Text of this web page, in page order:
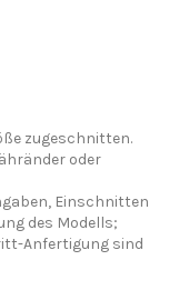
zugeschnitten.
oder
Einschnitten
des Modells;
Anfertigung sind